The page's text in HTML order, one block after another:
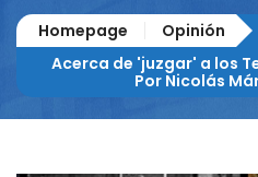
Homepage
Opinión
Acerca de 'juzgar' a los
Por Nicolás